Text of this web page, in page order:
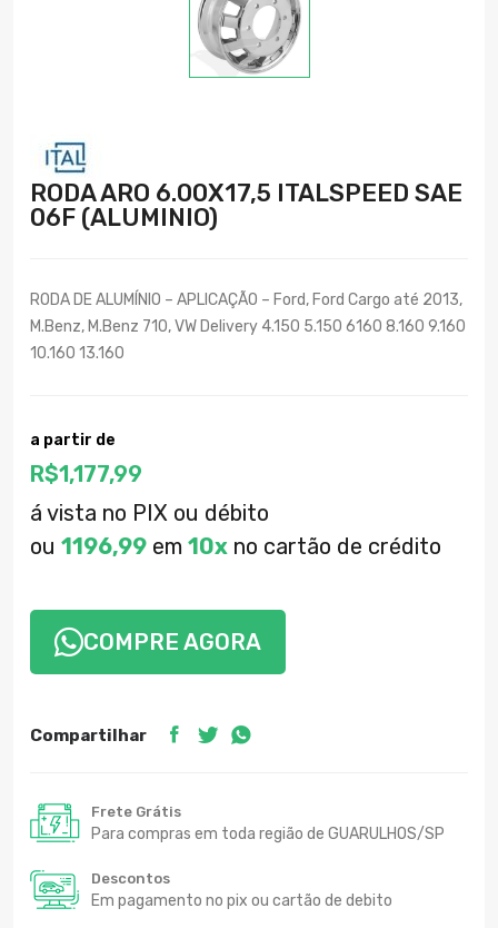
RODA ARO 6.00X17,5 ITALSPEED SAE
06F (ALUMINIO)
RODA DE ALUMÍNIO – APLICAÇÃO – Ford, Ford Cargo até 2013,
M.Benz, M.Benz 710, VW Delivery 4.150 5.150 6160 8.160 9.160
10.160 13.160
a partir de
R$1,177,99
á vista no PIX ou débito
ou 1196,99 em 10x no cartão de crédito
COMPRE AGORA
Compartilhar
Frete Grátis
Para compras em toda região de GUARULHOS/SP
Descontos
Em pagamento no pix ou cartão de debito